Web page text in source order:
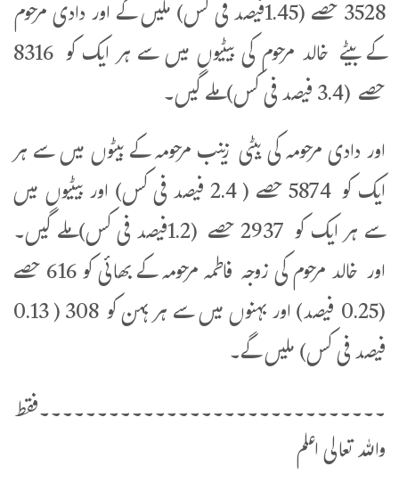
3528 حصے (1.45فیصد فی کس) ملیں گے اور دادی مرحوم
کے بیٹے خالد مرحوم کی بیٹیوں میں سے ہر ایک کو 8316
حصے (3.4 فیصد فی کس)ملے گیں۔
اور دادی مرحومہ کی بیٹی زینب مرحومہ کے بیٹوں میں سے ہر
ایک کو 5874 حصے ( 2.4 فیصد فی کس) اور بیٹیوں میں
سے ہر ایک کو 2937 حصے (1.2فیصد فی کس)ملے گیں۔
اور خالد مرحوم کی زوجہ فاطمہ مرحومہ کے بھائی کو 616 حصے
(0.25 فیصد) اور بہنوں میں سے ہر بہن کو 308 ( 0.13
فیصد فی کس) ملیں گے۔
۔۔۔۔۔۔۔۔۔۔۔۔۔۔۔۔۔۔۔۔۔۔۔۔۔۔۔۔۔۔فقط
واللہ تعالی اعلم